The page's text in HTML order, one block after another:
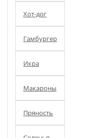
Хот-дог
Гамбургер
Икра
Макароны
Пряность